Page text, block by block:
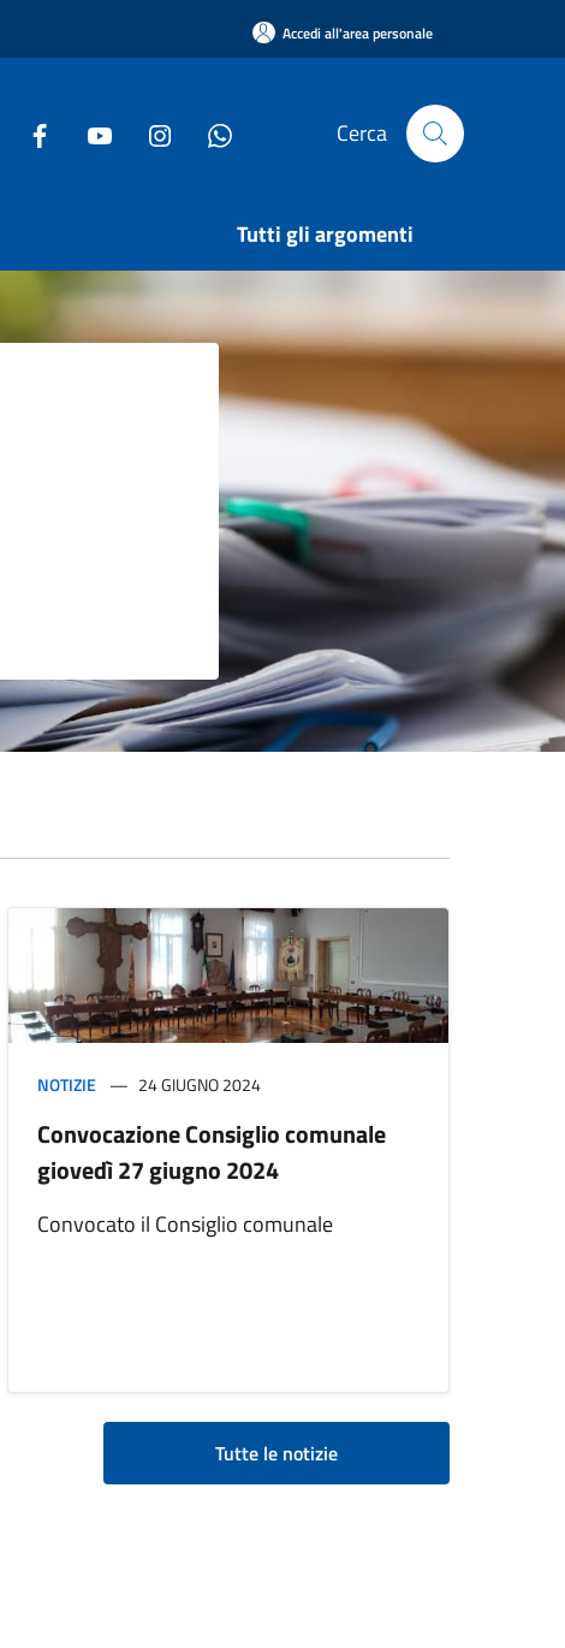
Accedi all'area personale
Cerca
Tutti gli argomenti
NOTIZIE 24 GIUGNO 2024
Convocazione Consiglio comunale
giovedì 27 giugno 2024
Convocato il Consiglio comunale
Tutte le notizie